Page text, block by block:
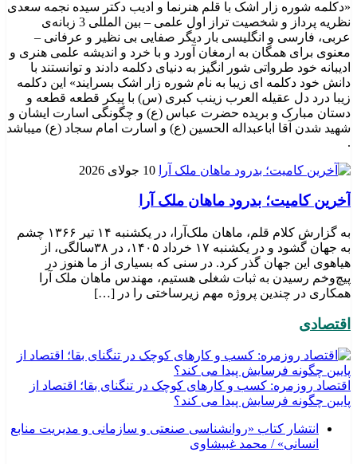
«دکلمه شوره زار اشک با قلم هنرنما و ادیب دکتر سیده نجمه سعدی
نظریه پرداز و شخصیت تراز اول علمی – بین المللی 3 زبانه‌ی
عربی، فارسی و انگلیسی بار دیگر صفایی بی نظیر و عرفانی –
معنوی برای همگان به ارمغان آورد و با خرد و اندیشه علمی هنری و
ادیبانه خود طرواتی شور انگیز به دنیای دکلمه دادند و توانستند با
دانش خود دکلمه ای زیبا به نام شوره زار اشک بسرایند» این دکلمه
زیبا درد دل عقیله العرب زینب کبری (س) با پیکر قطعه قطعه و
دستان مبارک و بریده حضرت عباس (ع) و چگونگی اسارت ایشان و
شهید شدن آقا اباعبداله الحسین (ع) و اسارت امام سجاد (ع) میباشد
.
10 جولای 2026
​آخرین کامیت؛ بدرود ماهان ملک آرا
به گزارش کلام قلم، ماهان ملک‌آرا، در یکشنبه ۱۴ تیر ۱۳۶۶ چشم
به جهان گشود و در یکشنبه ۱۷ خرداد ۱۴۰۵، در ۳۸سالگی، از
هیاهوی این جهان گذر کرد. در سنی که بسیاری از ما هنوز در
پیچ‌وخم رسیدن به ثبات شغلی هستیم، مهندس ماهان ملک آرا
همکاری در چندین پروژه مهم زیرساختی را در […]
اقتصادی
اقتصاد روزمره: کسب‌ و کارهای کوچک در تنگنای بقا؛ اقتصاد از
پایین چگونه فرسایش پیدا می کند؟
انتشار کتاب «روانشناسی صنعتی و سازمانی و مدیریت منابع
انسانی» / محمد غبیشاوی